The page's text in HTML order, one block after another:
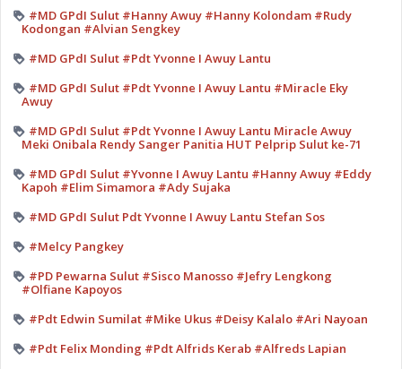
#MD GPdI Sulut #Hanny Awuy #Hanny Kolondam #Rudy
Kodongan #Alvian Sengkey
#MD GPdI Sulut #Pdt Yvonne I Awuy Lantu
#MD GPdI Sulut #Pdt Yvonne I Awuy Lantu #Miracle Eky
Awuy
#MD GPdI Sulut #Pdt Yvonne I Awuy Lantu Miracle Awuy
Meki Onibala Rendy Sanger Panitia HUT Pelprip Sulut ke-71
#MD GPdI Sulut #Yvonne I Awuy Lantu #Hanny Awuy #Eddy
Kapoh #Elim Simamora #Ady Sujaka
#MD GPdI Sulut Pdt Yvonne I Awuy Lantu Stefan Sos
#Melcy Pangkey
#PD Pewarna Sulut #Sisco Manosso #Jefry Lengkong
#Olfiane Kapoyos
#Pdt Edwin Sumilat #Mike Ukus #Deisy Kalalo #Ari Nayoan
#Pdt Felix Monding #Pdt Alfrids Kerab #Alfreds Lapian